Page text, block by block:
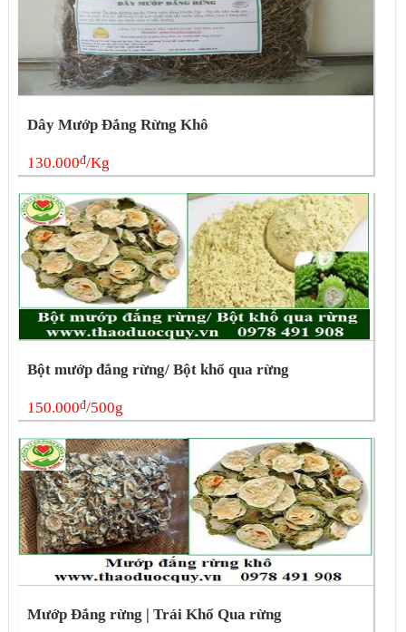
Dây Mướp Đắng Rừng Khô
130.000đ/Kg
Bột mướp đắng rừng/ Bột khổ qua rừng
150.000đ/500g
Mướp Đắng rừng | Trái Khổ Qua rừng